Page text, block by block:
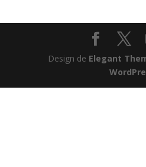
Design de Elegant